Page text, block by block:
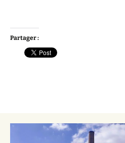
Partager :